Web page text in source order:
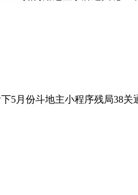
下5月份斗地主小程序残局